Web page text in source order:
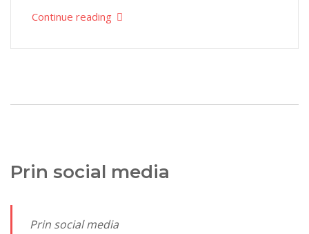
Continue reading
Prin social media
Prin social media